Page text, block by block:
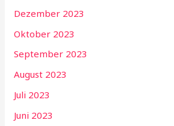
Dezember 2023
Oktober 2023
September 2023
August 2023
Juli 2023
Juni 2023